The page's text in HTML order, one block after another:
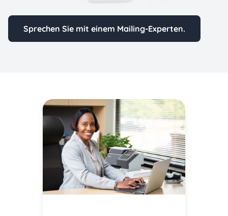
Sprechen Sie mit einem Mailing-Experten.